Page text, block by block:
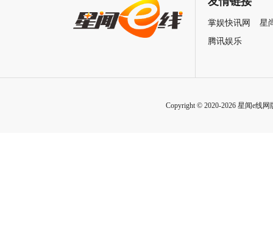
掌娱快讯网
星
腾讯娱乐
Copyright © 2020-2026 星闻e线